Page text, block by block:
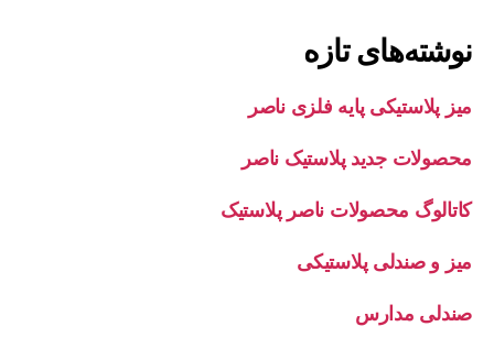
نوشته‌های تازه
میز پلاستیکی پایه فلزی ناصر
محصولات جدید پلاستیک ناصر
کاتالوگ محصولات ناصر پلاستیک
میز و صندلی پلاستیکی
صندلی مدارس